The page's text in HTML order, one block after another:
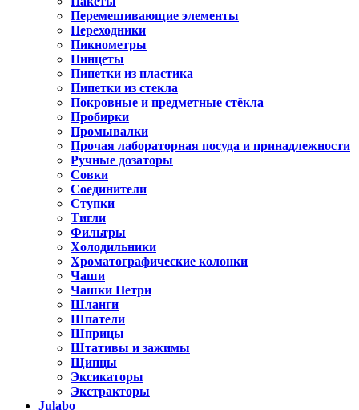
Перемешивающие элементы
Переходники
Пикнометры
Пинцеты
Пипетки из пластика
Пипетки из стекла
Покровные и предметные стёкла
Пробирки
Промывалки
Прочая лабораторная посуда и принадлежности
Ручные дозаторы
Совки
Соединители
Ступки
Тигли
Фильтры
Холодильники
Хроматографические колонки
Чаши
Чашки Петри
Шланги
Шпатели
Шприцы
Штативы и зажимы
Щипцы
Эксикаторы
Экстракторы
Julabo